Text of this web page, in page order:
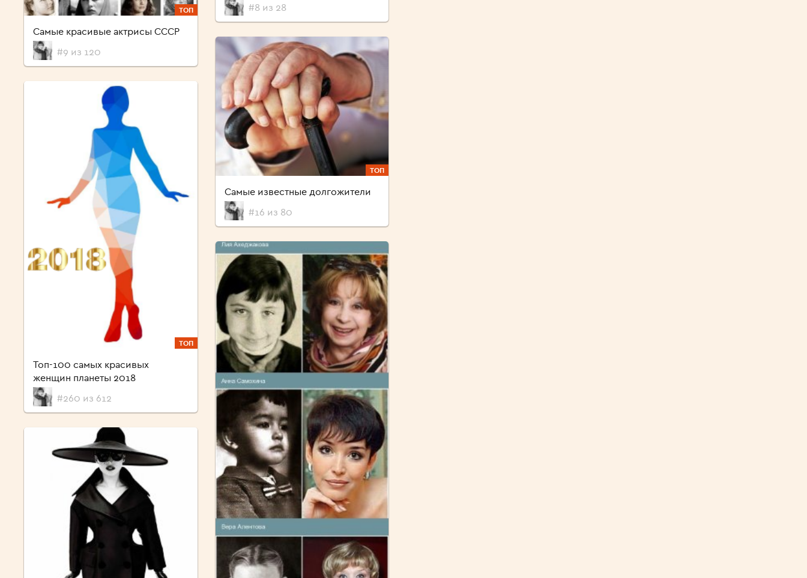
ТОП
Самые красивые актрисы СССР
#9 из 120
ТОП
Топ-100 самых красивых
женщин планеты 2018
#260 из 612
#8 из 28
ТОП
Самые известные долгожители
#16 из 80